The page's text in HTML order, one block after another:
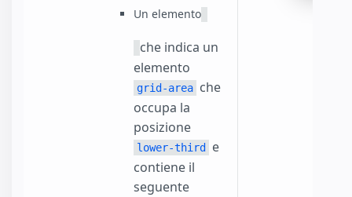
Un elemento
che indica un
elemento
grid-area che
occupa la
posizione
lower-third
e
contiene il
seguente